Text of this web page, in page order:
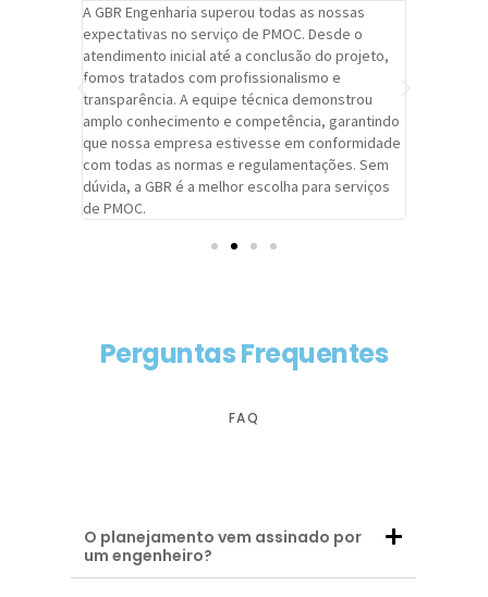
A GBR Engenharia superou todas as nossas
expectativas no serviço de PMOC. Desde o
atendimento inicial até a conclusão do projeto,
fomos tratados com profissionalismo e
transparência. A equipe técnica demonstrou
amplo conhecimento e competência, garantindo
que nossa empresa estivesse em conformidade
com todas as normas e regulamentações. Sem
dúvida, a GBR é a melhor escolha para serviços
de PMOC.
Perguntas Frequentes
FAQ
O planejamento vem assinado por
um engenheiro?